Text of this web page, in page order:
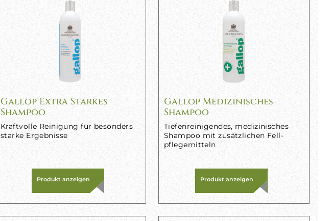
Gallop Extra Starkes
Shampoo
Kraftvolle Reinigung für besonders
starke Ergebnisse
Produkt anzeigen
Gallop Medizinisches
Shampoo
Tiefenreinigendes, medizinisches
Shampoo mit zusätzlichen Fell-
pflegemitteln
Produkt anzeigen